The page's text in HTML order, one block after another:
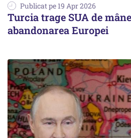
Publicat pe 19 Apr 2026
Turcia trage SUA de
abandonarea Europei